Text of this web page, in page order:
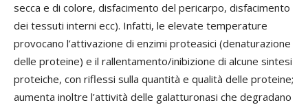
secca e di colore, disfacimento del pericarpo, disfacimento
dei tessuti interni ecc). Infatti, le elevate temperature
provocano l’attivazione di enzimi proteasici (denaturazione
delle proteine) e il rallentamento/inibizione di alcune sintesi
proteiche, con riflessi sulla quantità e qualità delle proteine;
aumenta inoltre l’attività delle galatturonasi che degradano